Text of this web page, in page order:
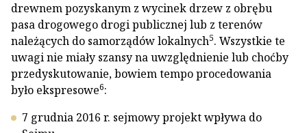
drewnem pozyskanym z wycinek drzew z obrębu
pasa drogowego drogi publicznej lub z terenów
należących do samorządów lokalnych5. Wszystkie te
uwagi nie miały szansy na uwzględnienie lub choćby
przedyskutowanie, bowiem tempo procedowania
było ekspresowe6:
7 grudnia 2016 r. sejmowy projekt wpływa do